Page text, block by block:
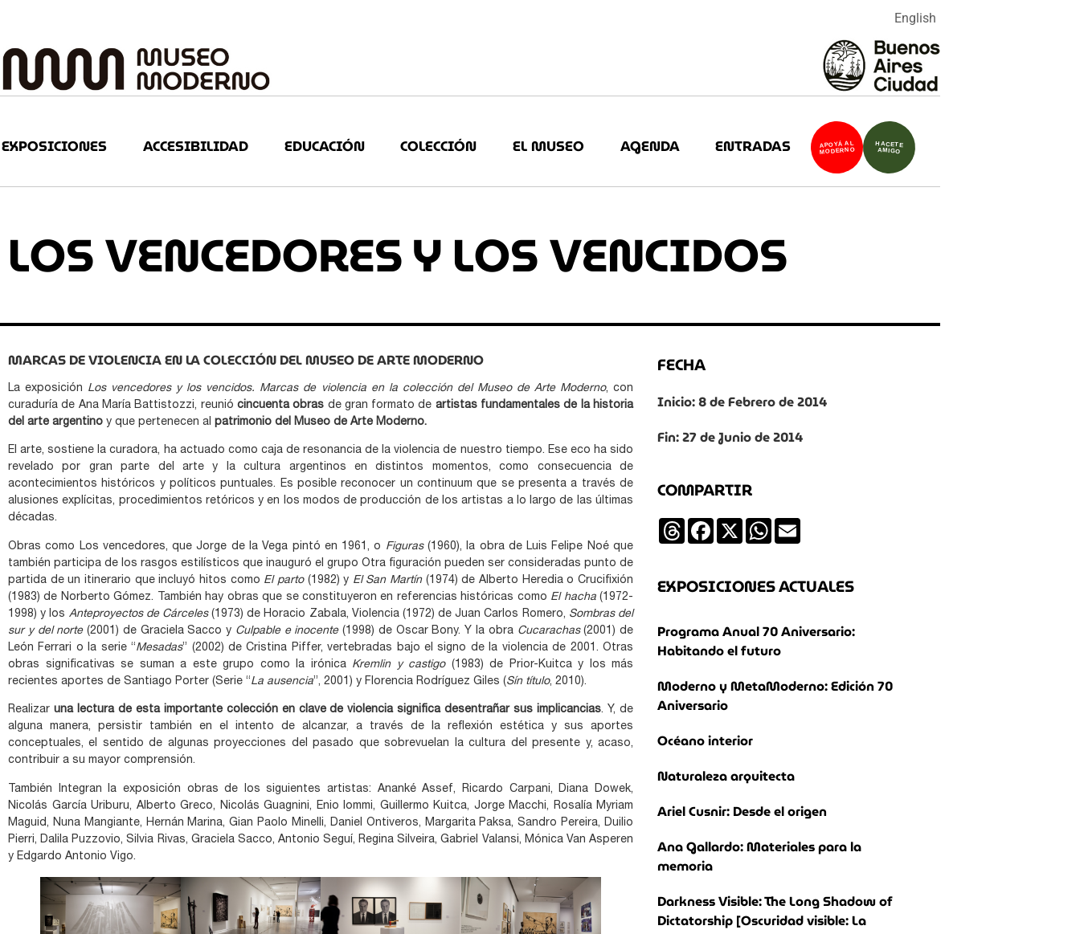
English
EXPOSICIONES ACCESIBILIDAD EDUCACIÓN COLECCIÓN EL MUSEO AGENDA ENTRADAS APOYÁ AL
MODERNO
HACETE
AMIGO
LOS VENCEDORES Y LOS VENCIDOS
MARCAS DE VIOLENCIA EN LA COLECCIÓN DEL MUSEO DE ARTE MODERNO
La exposición Los vencedores y los vencidos. Marcas de violencia en la colección del Museo de Arte Moderno, con
curaduría de Ana María Battistozzi, reunió cincuenta obras de gran formato de artistas fundamentales de la historia
del arte argentino y que pertenecen al patrimonio del Museo de Arte Moderno.
El arte, sostiene la curadora, ha actuado como caja de resonancia de la violencia de nuestro tiempo. Ese eco ha sido
revelado por gran parte del arte y la cultura argentinos en distintos momentos, como consecuencia de
acontecimientos históricos y políticos puntuales. Es posible reconocer un continuum que se presenta a través de
alusiones explícitas, procedimientos retóricos y en los modos de producción de los artistas a lo largo de las últimas
décadas.
Obras como Los vencedores, que Jorge de la Vega pintó en 1961, o Figuras(1960), la obra de Luis Felipe Noé que
también participa de los rasgos estilísticos que inauguró el grupo Otra figuración pueden ser consideradas punto de
partida de un itinerario que incluyó hitos como El parto(1982) y El San Martín(1974) de Alberto Heredia o Crucifixión
(1983) de Norberto Gómez. También hay obras que se constituyeron en referencias históricas como El hacha(1972-
1998) y los Anteproyectos de Cárceles(1973) de Horacio Zabala, Violencia (1972) de Juan Carlos Romero, Sombras del
sur y del norte(2001) de Graciela Sacco y Culpable e inocente(1998) de Oscar Bony. Y la obra Cucarachas(2001) de
León Ferrari o la serie “Mesadas” (2002) de Cristina Piffer, vertebradas bajo el signo de la violencia de 2001. Otras
obras significativas se suman a este grupo como la irónica Kremlin y castigo(1983) de Prior-Kuitca y los más
recientes aportes de Santiago Porter (Serie “La ausencia”, 2001) y Florencia Rodríguez Giles (Sín título, 2010).
Realizar una lectura de esta importante colección en clave de violencia significa desentrañar sus implicancias. Y, de
alguna manera, persistir también en el intento de alcanzar, a través de la reflexión estética y sus aportes
conceptuales, el sentido de algunas proyecciones del pasado que sobrevuelan la cultura del presente y, acaso,
contribuir a su mayor comprensión.
También Integran la exposición obras de los siguientes artistas: Ananké Assef, Ricardo Carpani, Diana Dowek,
Nicolás García Uriburu, Alberto Greco, Nicolás Guagnini, Enio Iommi, Guillermo Kuitca, Jorge Macchi, Rosalía Myriam
Maguid, Nuna Mangiante, Hernán Marina, Gian Paolo Minelli, Daniel Ontiveros, Margarita Paksa, Sandro Pereira, Duilio
Pierri, Dalila Puzzovio, Silvia Rivas, Graciela Sacco, Antonio Seguí, Regina Silveira, Gabriel Valansi, Mónica Van Asperen
y Edgardo Antonio Vigo.
FECHA
Inicio: 8 de Febrero de 2014
Fin: 27 de Junio de 2014
COMPARTIR
ThreadsFacebook
X WhatsApp
EXPOSICIONES ACTUALES
Programa Anual 70 Aniversario:
Habitando el futuro
Moderno y MetaModerno: Edición 70
Aniversario
Océano interior
Naturaleza arquitecta
Ariel Cusnir: Desde el origen
Ana Gallardo: Materiales para la
memoria
Darkness Visible: The Long Shadow of
Dictatorship [Oscuridad visible: La